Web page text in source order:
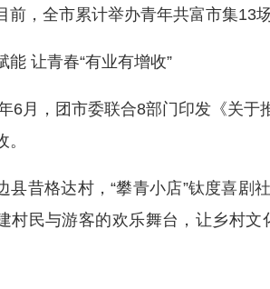
全市累计举办青年共富市集13场
让青春“有业有增收”
，团市委联合8部门印发《关于推
格达村，“攀青小店”钛度喜剧社
村民与游客的欢乐舞台，让乡村